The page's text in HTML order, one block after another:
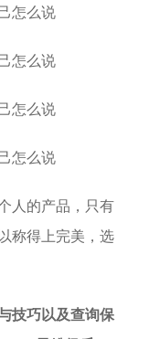
人的产品，只有
称得上完美，选
技巧以及查询保